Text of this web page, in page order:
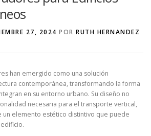
27, 2024 POR RUTH HERNANDEZ
han emergido como una solución
contemporánea, transformando la forma
en su entorno urbano. Su diseño no
necesaria para el transporte vertical,
un elemento estético distintivo que puede